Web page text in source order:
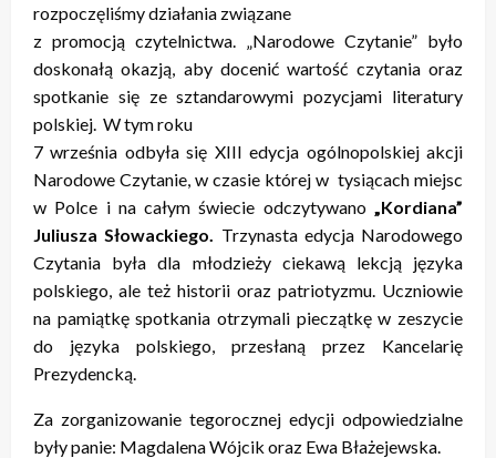
rozpoczęliśmy działania związane
z promocją czytelnictwa. „Narodowe Czytanie” było
doskonałą okazją, aby docenić wartość czytania oraz
spotkanie się ze sztandarowymi pozycjami literatury
polskiej. W tym roku
7 września odbyła się XIII edycja ogólnopolskiej akcji
Narodowe Czytanie, w czasie której w tysiącach miejsc
w Polce i na całym świecie odczytywano „Kordiana”
Juliusza Słowackiego. Trzynasta edycja Narodowego
Czytania była dla młodzieży ciekawą lekcją języka
polskiego, ale też historii oraz patriotyzmu. Uczniowie
na pamiątkę spotkania otrzymali pieczątkę w zeszycie
do języka polskiego, przesłaną przez Kancelarię
Prezydencką.
Za zorganizowanie tegorocznej edycji odpowiedzialne
były panie: Magdalena Wójcik oraz Ewa Błażejewska.